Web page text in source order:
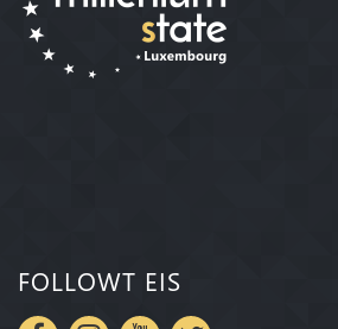
FOLLOWT EIS